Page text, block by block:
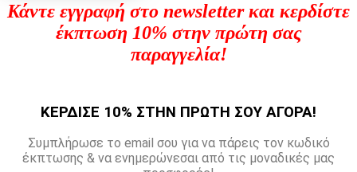
Κάντε εγγραφή στο newsletter και κερδίστε
έκπτωση 10% στην πρώτη σας
παραγγελία!
ΚΕΡΔΙΣΕ 10% ΣΤΗΝ ΠΡΩΤΗ ΣΟΥ ΑΓΟΡΑ!
Συμπλήρωσε το email σου για να πάρεις τον κωδικό
έκπτωσης & να ενημερώνεσαι από τις μοναδικές μας